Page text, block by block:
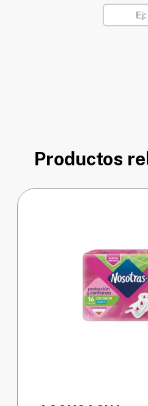
Productos